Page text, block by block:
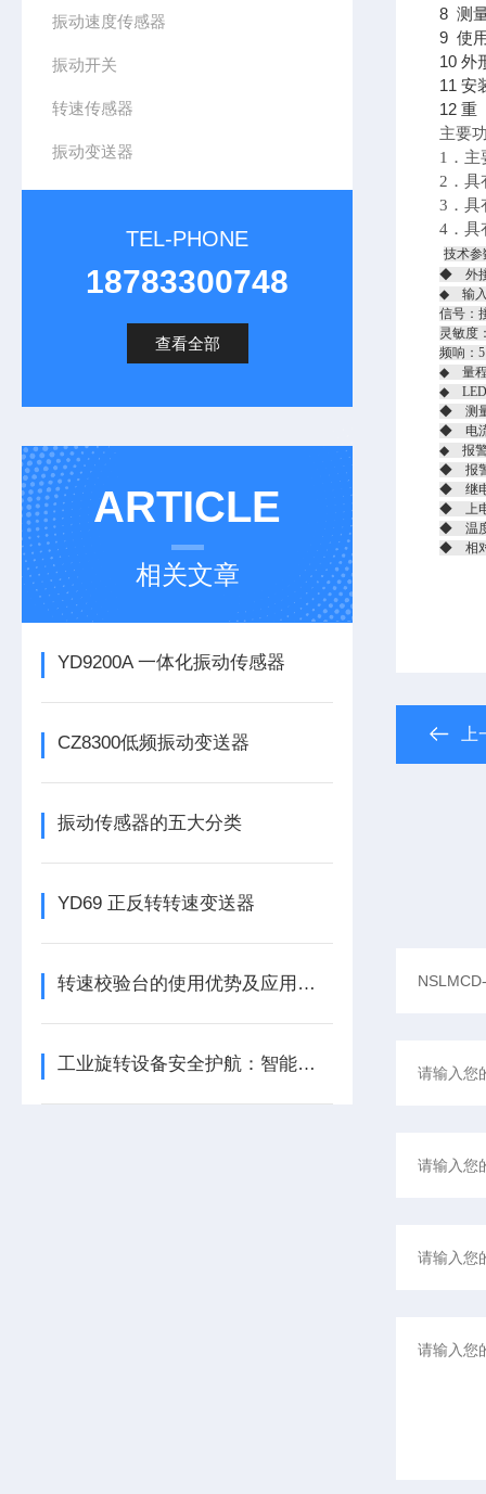
振动速度传感器
振动开关
转速传感器
振动变送器
TEL-PHONE
18783300748
查看全部
ARTICLE
相关文章
YD9200A 一体化振动传感器
CZ8300低频振动变送器
振动传感器的五大分类
YD69 正反转转速变送器
转速校验台的使用优势及应用有哪些
工业旋转设备安全护航：智能转速监测仪技术现状与应用优化研究
8 测
9 使
10 外
11 安
12 重
主要
1．主
2．具
3．具
4．具
技术参
◆ 外接
◆ 输
信号：
灵敏度
频响：
◆ 量程
◆ LED
◆ 测量
◆ 电流
◆ 报警
◆ 报警
◆ 继电
◆ 上电
◆ 温度
◆ 相对